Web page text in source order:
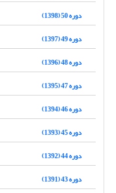
دوره 50 (1398)
دوره 49 (1397)
دوره 48 (1396)
دوره 47 (1395)
دوره 46 (1394)
دوره 45 (1393)
دوره 44 (1392)
دوره 43 (1391)